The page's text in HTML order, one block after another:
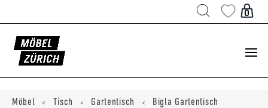
0
Möbel < Tisch < Gartentisch <
Bigla Gartentisch